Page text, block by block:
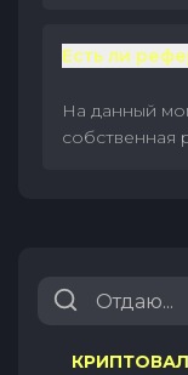
Есть ли
На данный
собственная